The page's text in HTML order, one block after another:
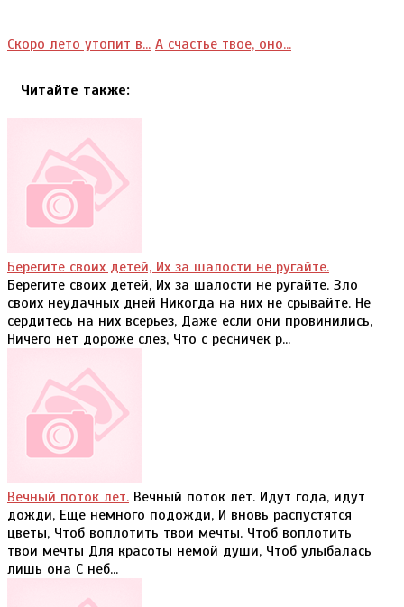
Скоро лето утопит в... А счастье твое, оно...
Читайте также:
Берегите своих детей, Их за шалости не ругайте.
Берегите своих детей, Их за шалости не ругайте. Зло
своих неудачных дней Никогда на них не срывайте. Не
сердитесь на них всерьез, Даже если они провинились,
Ничего нет дороже слез, Что с ресничек р...
Вечный поток лет. Вечный поток лет. Идут года, идут
дожди, Еще немного подожди, И вновь распустятся
цветы, Чтоб воплотить твои мечты. Чтоб воплотить
твои мечты Для красоты немой души, Чтоб улыбалась
лишь она С неб...